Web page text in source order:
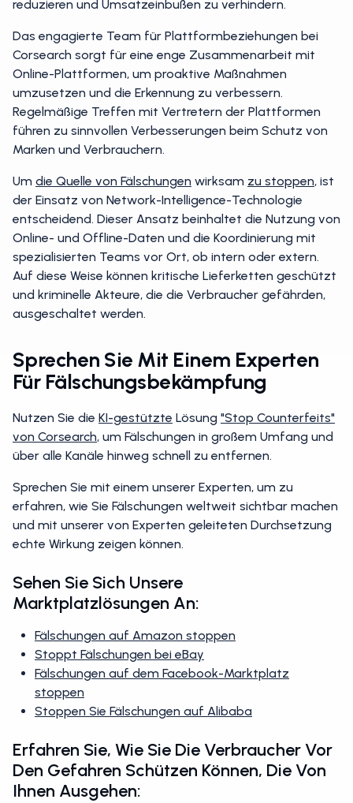
reduzieren und Umsatzeinbußen zu verhindern.
Das engagierte Team für Plattformbeziehungen bei
Corsearch sorgt für eine enge Zusammenarbeit mit
Online-Plattformen, um proaktive Maßnahmen
umzusetzen und die Erkennung zu verbessern.
Regelmäßige Treffen mit Vertretern der Plattformen
führen zu sinnvollen Verbesserungen beim Schutz von
Marken und Verbrauchern.
Um die Quelle von Fälschungen wirksam zu stoppen, ist
der Einsatz von Network-Intelligence-Technologie
entscheidend. Dieser Ansatz beinhaltet die Nutzung von
Online- und Offline-Daten und die Koordinierung mit
spezialisierten Teams vor Ort, ob intern oder extern.
Auf diese Weise können kritische Lieferketten geschützt
und kriminelle Akteure, die die Verbraucher gefährden,
ausgeschaltet werden.
Sprechen Sie Mit Einem Experten
Für Fälschungsbekämpfung
Nutzen Sie die KI-gestützte Lösung "Stop Counterfeits"
von Corsearch, um Fälschungen in großem Umfang und
über alle Kanäle hinweg schnell zu entfernen.
Sprechen Sie mit einem unserer Experten, um zu
erfahren, wie Sie Fälschungen weltweit sichtbar machen
und mit unserer von Experten geleiteten Durchsetzung
echte Wirkung zeigen können.
Sehen Sie Sich Unsere
Marktplatzlösungen An:
Fälschungen auf Amazon stoppen
Stoppt Fälschungen bei eBay
Fälschungen auf dem Facebook-Marktplatz
stoppen
Stoppen Sie Fälschungen auf Alibaba
Erfahren Sie, Wie Sie Die Verbraucher Vor
Den Gefahren Schützen Können, Die Von
Ihnen Ausgehen: